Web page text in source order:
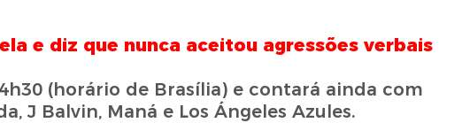
e diz que nunca aceitou agressões verbais
(horário de Brasília) e contará ainda com
J Balvin, Maná e Los Ángeles Azules.